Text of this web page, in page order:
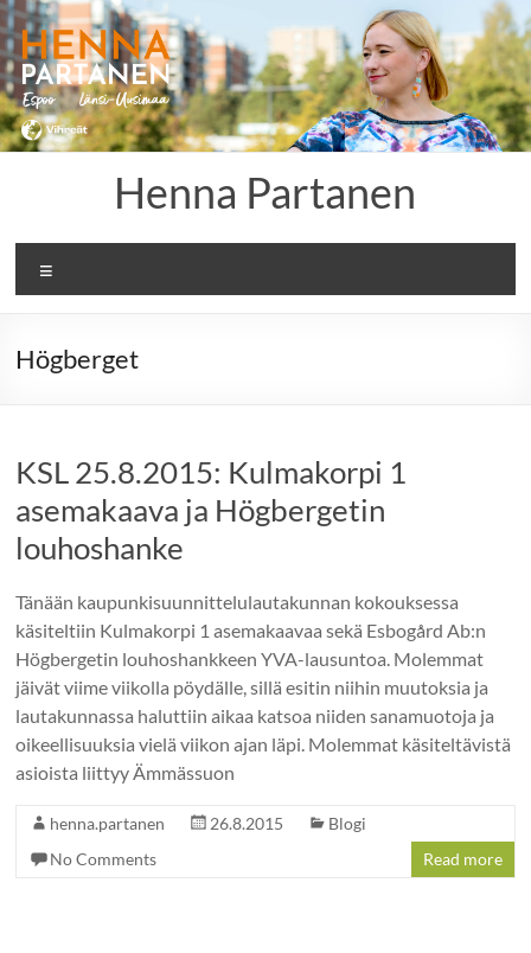
Skip
to
content
Henna Partanen
Högberget
KSL 25.8.2015: Kulmakorpi 1
asemakaava ja Högbergetin
louhoshanke
Tänään kaupunkisuunnittelulautakunnan kokouksessa
käsiteltiin Kulmakorpi 1 asemakaavaa sekä Esbogård Ab:n
Högbergetin louhoshankkeen YVA-lausuntoa. Molemmat
jäivät viime viikolla pöydälle, sillä esitin niihin muutoksia ja
lautakunnassa haluttiin aikaa katsoa niiden sanamuotoja ja
oikeellisuuksia vielä viikon ajan läpi. Molemmat käsiteltävistä
asioista liittyy Ämmässuon
henna.partanen 26.8.2015
Blogi
No Comments
Read more